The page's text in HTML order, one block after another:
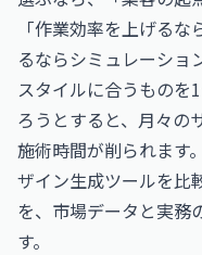
「作業効率を上げる
るならシミュレーショ
スタイルに合うものを
ろうとすると、月々の
施術時間が削られます
ザイン生成ツールを比
を、市場データと実務
す。